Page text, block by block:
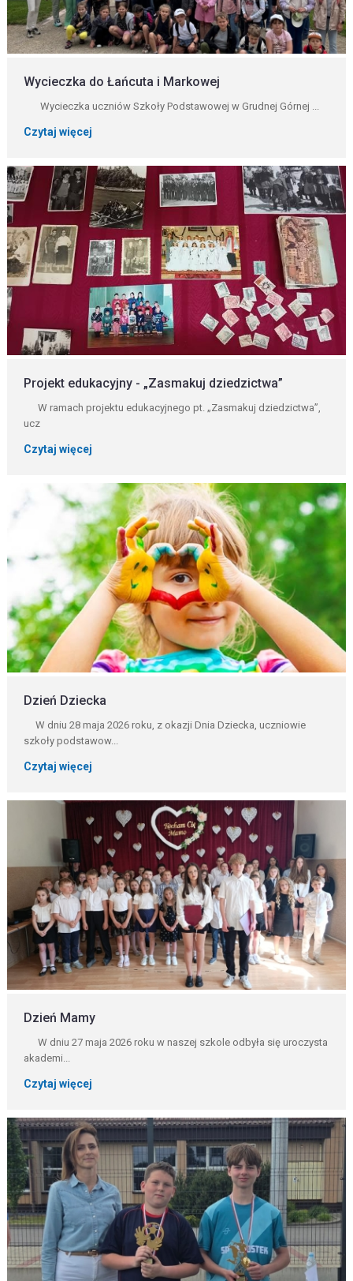
Wycieczka do Łańcuta i Markowej
Wycieczka uczniów Szkoły Podstawowej w Grudnej Górnej ...
Czytaj więcej
Projekt edukacyjny - „Zasmakuj dziedzictwa”
W ramach projektu edukacyjnego pt. „Zasmakuj dziedzictwa”,
ucz
Czytaj więcej
Dzień Dziecka
W dniu 28 maja 2026 roku, z okazji Dnia Dziecka, uczniowie
szkoły podstawow...
Czytaj więcej
Dzień Mamy
W dniu 27 maja 2026 roku w naszej szkole odbyła się uroczysta
akademi...
Czytaj więcej